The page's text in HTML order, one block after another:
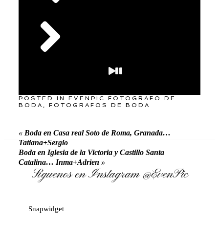
POSTED INEVENPIC FOTOGRAFO DE
BODA ,FOTOGRAFOS DE BODA
« Boda en Casa real Soto de Roma, Granada…
Tatiana+Sergio
Boda en Iglesia de la Victoria y Castillo Santa
Catalina… Inma+Adrien »
Síguenos en Instagram@EvenPic
Snapwidget